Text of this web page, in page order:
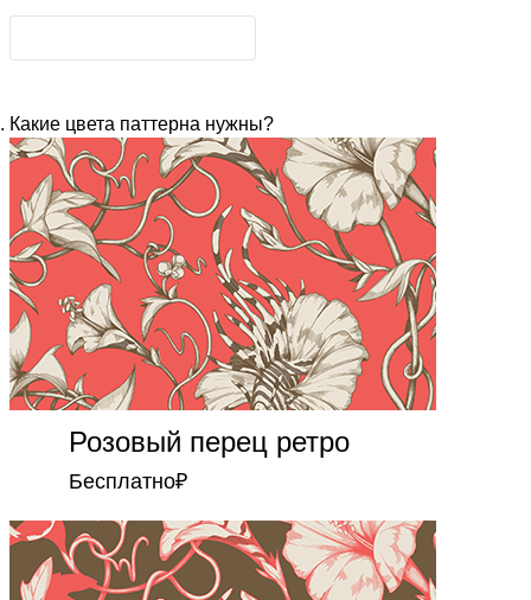
Какие цвета паттерна нужны?
Розовый перец ретро
Бесплатно₽